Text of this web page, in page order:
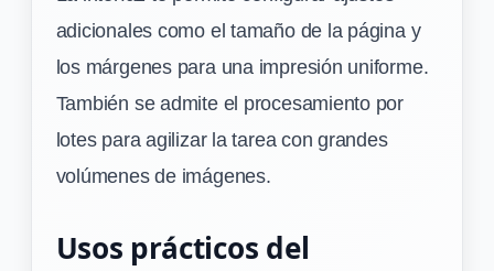
adicionales como el tamaño de la página y
los márgenes para una impresión uniforme.
También se admite el procesamiento por
lotes para agilizar la tarea con grandes
volúmenes de imágenes.
Usos prácticos del